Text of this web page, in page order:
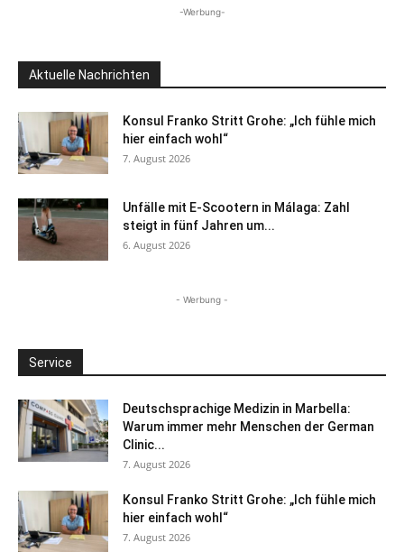
-Werbung-
Aktuelle Nachrichten
Konsul Franko Stritt Grohe: „Ich fühle mich
hier einfach wohl“
7. August 2026
Unfälle mit E-Scootern in Málaga: Zahl
steigt in fünf Jahren um...
6. August 2026
- Werbung -
Service
Deutschsprachige Medizin in Marbella:
Warum immer mehr Menschen der German
Clinic...
7. August 2026
Konsul Franko Stritt Grohe: „Ich fühle mich
hier einfach wohl“
7. August 2026